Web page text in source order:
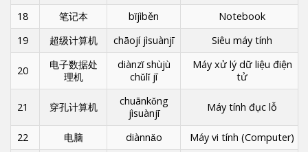
18 笔记本 bǐjìběn
Notebook
19
超级计算机 chāojí jìsuànjī Siêu máy tính
20
电子数据处
理机
diànzǐ shùjù
chǔlǐ jī
Máy xử lý dữ liệu điện
tử
21 穿孔计算机
chuānkǒng
jìsuànjī
Máy tính đục lỗ
22 电脑 diànnǎo Máy vi tính (Computer)